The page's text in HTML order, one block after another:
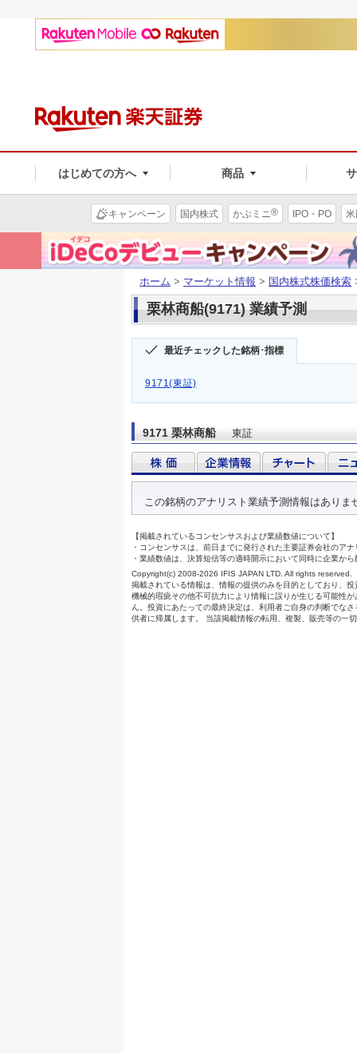
はじめての方へ 商品
キャンペーン 国内株式 かぶミニ® IPO・PO
ホーム > マーケット情報 > 国内株式株価検索
栗林商船(9171) 業績予測
最近チェックした銘柄･指標
9171(東証)
9171 栗林商船 東証